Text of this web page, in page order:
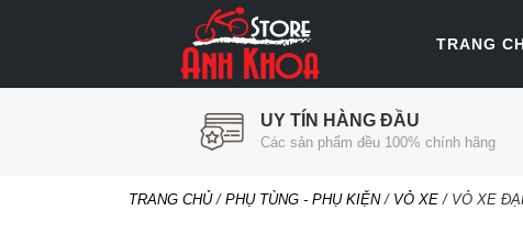
TRANG
UY TÍN HÀNG ĐẦU
Các sản phẩm đều 100% chính hãng
TRANG CHỦ/ PHỤ TÙNG - PHỤ KIỆN/ VỎ XE / VỎ XE